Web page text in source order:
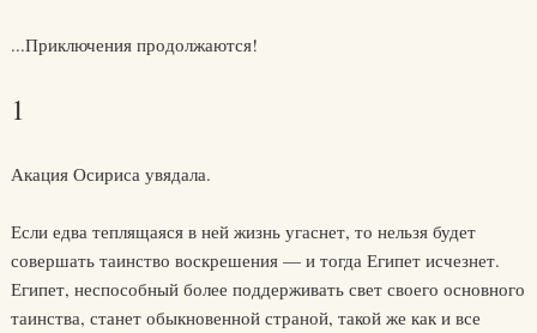
...Приключения продолжаются!
1
Акация Осириса увядала.
Если едва теплящаяся в ней жизнь угаснет, то нельзя будет
совершать таинство воскрешения — и тогда Египет исчезнет.
Египет, неспособный более поддерживать свет своего основного
таинства, станет обыкновенной страной, такой же как и все